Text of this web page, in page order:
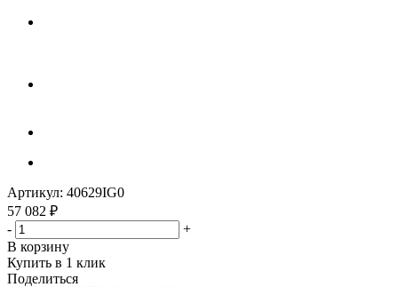
Артикул: 40629IG0
57 082 ₽
-
+
В корзину
Купить в 1 клик
Поделиться